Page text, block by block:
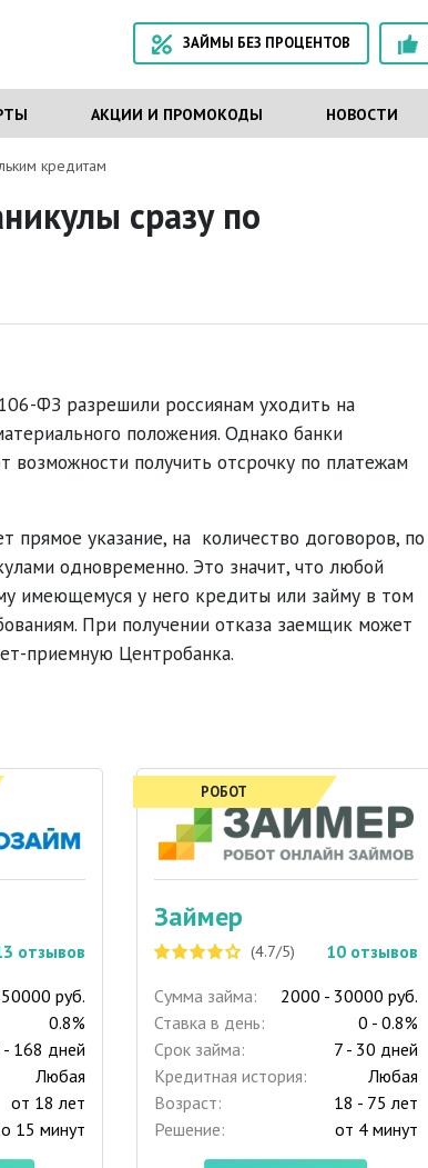
ЗАЙМЫ БЕЗ ПРОЦЕНТОВ
АКЦИИ И ПРОМОКОДЫ НОВОСТИ
кредитам
сразу по
ФЗ разрешили россиянам уходить на
положения. Однако банки
получить отсрочку по платежам
прямое указание, на количество договоров, по
одновременно. Это значит, что любой
имеющемуся у него кредиты или займу в том
При получении отказа заемщик может
приемную Центробанка.
отзывов
руб.
0.8%
- 168 дней
Любая
от 18 лет
15 минут
РОБОТ
Займер
(4.7/5) 10 отзывов
Сумма займа:
2000 - 30000 руб.
Ставка в день:
0 - 0.8%
Срок займа:
7 - 30 дней
Кредитная история:
Любая
Возраст:
18 - 75 лет
Решение:
от 4 минут